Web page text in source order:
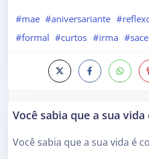
#mae #aniversariante
#formal #curtos #irma
Você sabia que a sua
Você sabia que a sua vida é